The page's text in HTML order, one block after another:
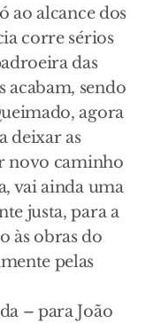
ao alcance dos
corre sérios
das
acabam, sendo
agora
deixar as
novo caminho
vai ainda uma
justa, para a
às obras do
pelas
– para João